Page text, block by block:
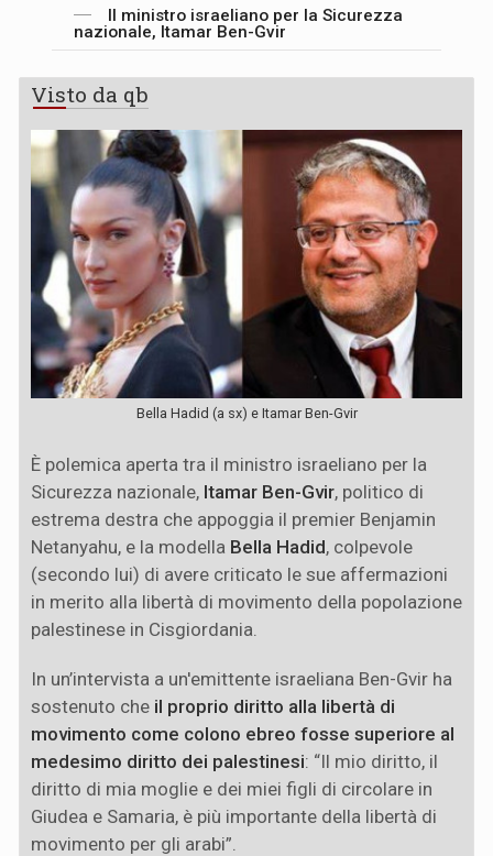
Il ministro israeliano per la Sicurezza
nazionale, Itamar Ben-Gvir
Visto da qb
Bella Hadid (a sx) e Itamar Ben-Gvir
È polemica aperta tra il ministro israeliano per la
Sicurezza nazionale, Itamar Ben-Gvir, politico di
estrema destra che appoggia il premier Benjamin
Netanyahu, e la modella Bella Hadid, colpevole
(secondo lui) di avere criticato le sue affermazioni
in merito alla libertà di movimento della popolazione
palestinese in Cisgiordania.
In un’intervista a un'emittente israeliana Ben-Gvir ha
sostenuto che il proprio diritto alla libertà di
movimento come colono ebreo fosse superiore al
medesimo diritto dei palestinesi: “Il mio diritto, il
diritto di mia moglie e dei miei figli di circolare in
Giudea e Samaria, è più importante della libertà di
movimento per gli arabi”.